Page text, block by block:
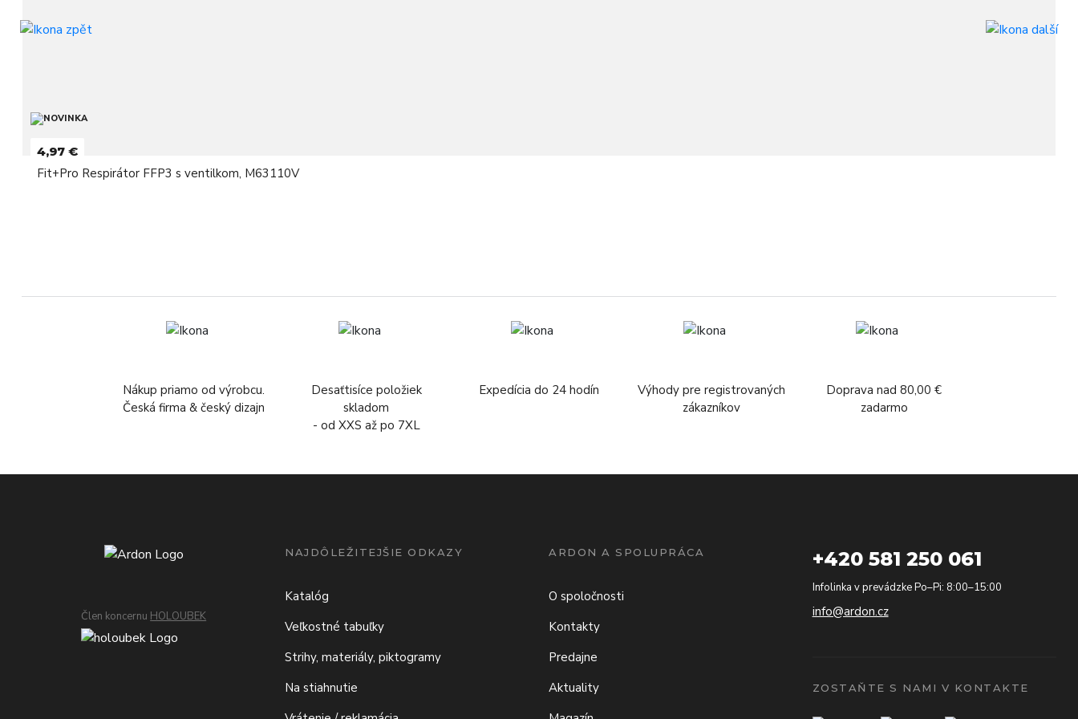
4,97 €
Fit+Pro Respirátor FFP3 s ventilkom, M63110V
Nákup priamo od výrobcu.
Česká firma & český dizajn
Desaťtisíce položiek
skladom
- od XXS až po 7XL
Expedícia do 24 hodín
Výhody pre registrovaných
zákazníkov
Doprava nad 80,00 €
zadarmo
Člen koncernu HOLOUBEK
NAJDÔLEŽITEJŠIE ODKAZY
Katalóg
Veľkostné tabuľky
Strihy, materiály, piktogramy
Na stiahnutie
ARDON A SPOLUPRÁCA
O spoločnosti
Kontakty
Predajne
Aktuality
+420 581 250 061
Infolinka v prevádzke Po–Pi: 8:00–15:00
info@ardon.cz
ZOSTAŇTE S NAMI V KONTAKTE